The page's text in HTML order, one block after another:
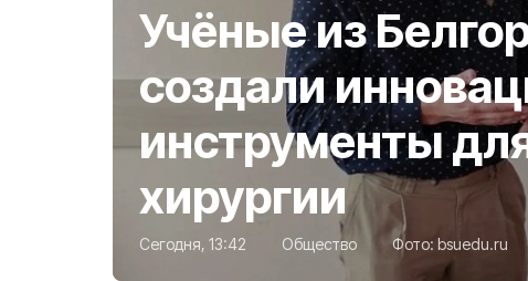
Учёные из
создали
инструменты
хирургии
Сегодня, 13:42 Общество Фото: bsuedu.ru